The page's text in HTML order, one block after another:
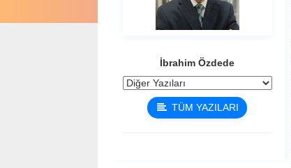
İbrahim Özdede
TÜM YAZILARI